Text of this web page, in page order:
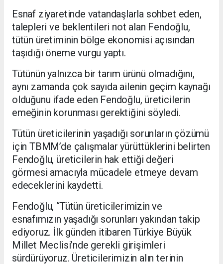
Esnaf ziyaretinde vatandaşlarla sohbet eden,
talepleri ve beklentileri not alan Fendoğlu,
tütün üretiminin bölge ekonomisi açısından
taşıdığı öneme vurgu yaptı.
Tütünün yalnızca bir tarım ürünü olmadığını,
aynı zamanda çok sayıda ailenin geçim kaynağı
olduğunu ifade eden Fendoğlu, üreticilerin
emeğinin korunması gerektiğini söyledi.
Tütün üreticilerinin yaşadığı sorunların çözümü
için TBMM’de çalışmalar yürüttüklerini belirten
Fendoğlu, üreticilerin hak ettiği değeri
görmesi amacıyla mücadele etmeye devam
edeceklerini kaydetti.
Fendoğlu, “Tütün üreticilerimizin ve
esnafımızın yaşadığı sorunları yakından takip
ediyoruz. İlk günden itibaren Türkiye Büyük
Millet Meclisi’nde gerekli girişimleri
sürdürüyoruz. Üreticilerimizin alın terinin